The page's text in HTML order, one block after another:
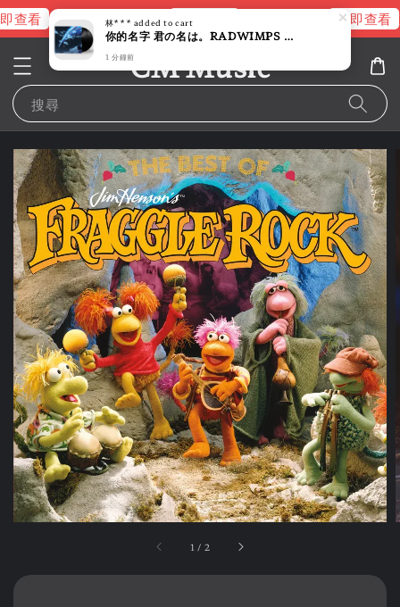
查看 進擊的巨人片頭曲 立即查看 立即查看
CM Music
搜尋
1 / 2
林*** added to cart
你的名字 君の名は。RADWIMPS 原聲帶 【新海誠｜2027/4月 再版】（黑膠唱片 2LP）
1 分鐘前